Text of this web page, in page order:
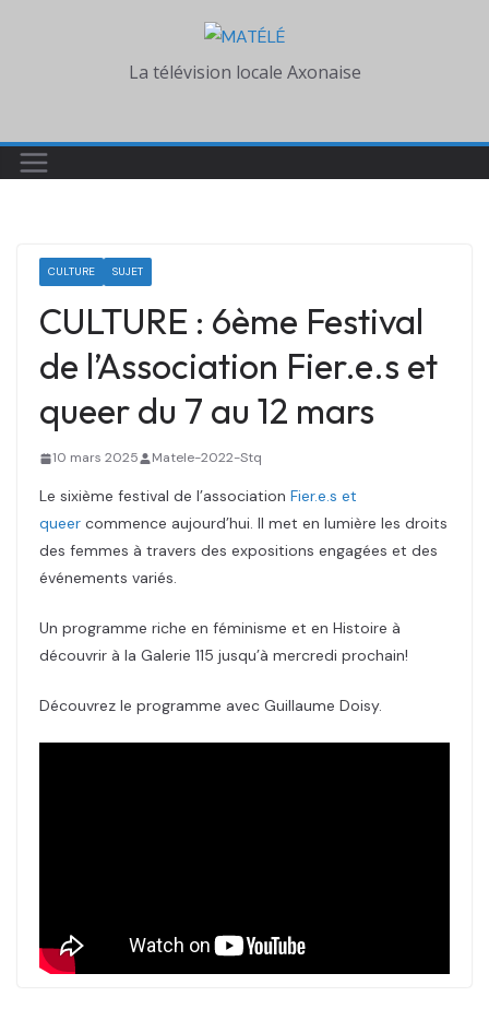
La télévision locale Axonaise
CULTURE SUJET
CULTURE : 6ème Festival
de l’Association Fier.e.s et
queer du 7 au 12 mars
10 mars 2025 Matele-2022-Stq
Le sixième festival de l’association Fier.e.s et
queer commence aujourd’hui. Il met en lumière les droits
des femmes à travers des expositions engagées et des
événements variés.
Un programme riche en féminisme et en Histoire à
découvrir à la Galerie 115 jusqu’à mercredi prochain!
Découvrez le programme avec Guillaume Doisy.